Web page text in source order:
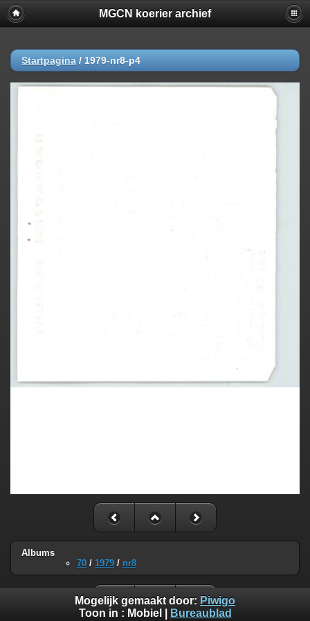
MGCN koerier archief
Startpagina / 1979-nr8-p4
Albums
70 / 1979 / nr8
Mogelijk gemaakt door: Piwigo
Toon in : Mobiel Bureaublad